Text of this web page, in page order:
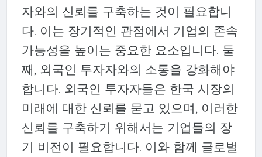
자와의 신뢰를 구축하는 것이 필요합니
다. 이는 장기적인 관점에서 기업의 존속
가능성을 높이는 중요한 요소입니다. 둘
째, 외국인 투자자와의 소통을 강화해야
합니다. 외국인 투자자들은 한국 시장의
미래에 대한 신뢰를 묻고 있으며, 이러한
신뢰를 구축하기 위해서는 기업들의 장
기 비전이 필요합니다. 이와 함께 글로벌